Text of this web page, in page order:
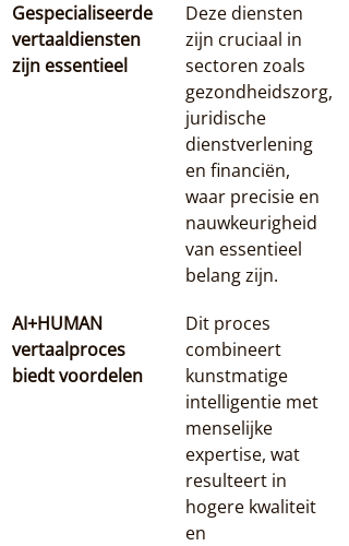
Gespecialiseerde
vertaaldiensten
zijn essentieel
Deze diensten
zijn cruciaal in
sectoren zoals
gezondheidszorg,
juridische
dienstverlening
en financiën,
waar precisie en
nauwkeurigheid
van essentieel
belang zijn.
AI+HUMAN
vertaalproces
biedt voordelen
Dit proces
combineert
kunstmatige
intelligentie met
menselijke
expertise, wat
resulteert in
hogere kwaliteit
en